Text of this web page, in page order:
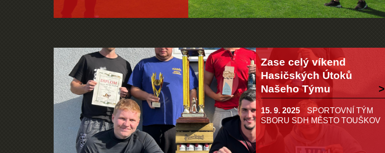
Zase celý víkend
Hasičských Útoků
Našeho Týmu
15. 9. 2025
SPORTOVNÍ TÝM
SBORU SDH MĚSTO TOUŠKOV